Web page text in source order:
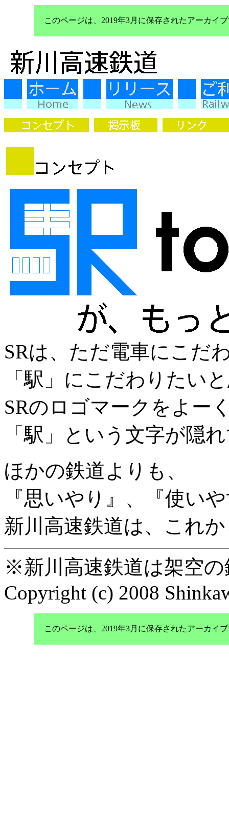
このページは、2019年3月に保存されたアーカイ
SRは、ただ電車にこだ
「駅」にこだわりたい
SRのロゴマークをよー
「駅」という文字が隠
ほかの鉄道よりも、
『思いやり』、『使い
新川高速鉄道は、これ
※新川高速鉄道は架空
Copyright (c) 2008
このページは、2019年3月に保存されたアーカイ